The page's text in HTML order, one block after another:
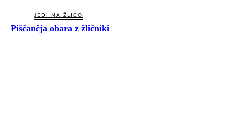
JEDI NA ŽLICO
Piščančja obara z žličniki